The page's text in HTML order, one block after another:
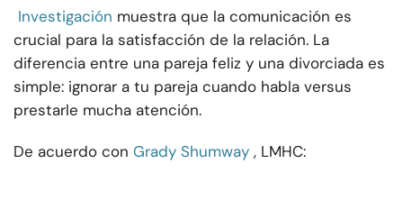
Investigación muestra que la comunicación es
crucial para la satisfacción de la relación. La
diferencia entre una pareja feliz y una divorciada es
simple: ignorar a tu pareja cuando habla versus
prestarle mucha atención.
De acuerdo con Grady Shumway , LMHC: